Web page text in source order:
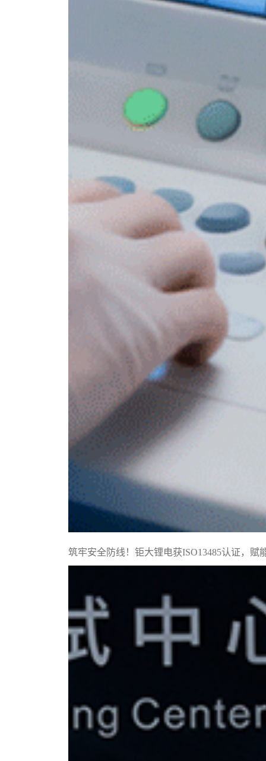
筑牢安全防线！钜大锂电获ISO13485认证，赋